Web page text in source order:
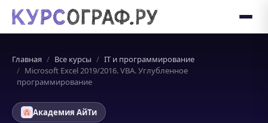
Главная Все курсы
IT и программирование
Microsoft Excel 2019/2016. VBA. Углубленное
программирование
Академия АйТи